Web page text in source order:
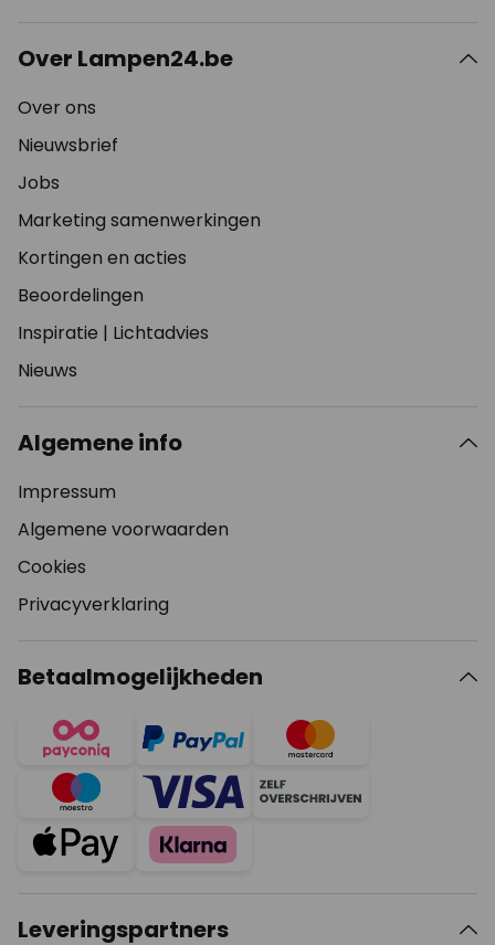
Over Lampen24.be
Over ons
Nieuwsbrief
Jobs
Marketing samenwerkingen
Kortingen en acties
Beoordelingen
Inspiratie | Lichtadvies
Nieuws
Algemene info
Impressum
Algemene voorwaarden
Cookies
Privacyverklaring
Betaalmogelijkheden
Leveringspartners